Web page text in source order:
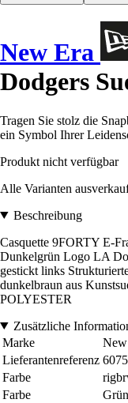
New Era
Dodgers
Tragen Sie stolz die
ein Symbol Ihrer
Produkt nicht verfügbar
Alle Varianten
Beschreibung
Casquette 9FORTY E-
Dunkelgrün Logo LA
gestickt links
dunkelbraun aus
POLYESTER
Zusätzliche
Marke
Lieferantenreferenz
Farbe
Farbe
Grün